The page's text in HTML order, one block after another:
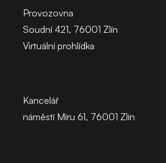
Provozovna
Soudní 421, 76001 Zlín
Virtuální prohlídka
Kancelář
náměstí Míru 61, 76001 Zlín